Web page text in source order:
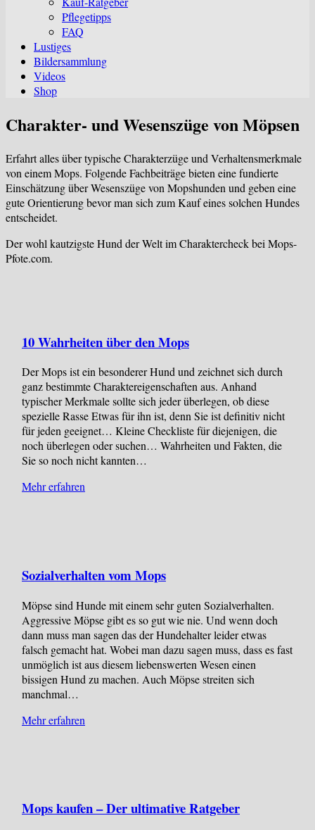
sub
menu
Pflegetipps
FAQ
Lustiges
Bildersammlung
Videos
Shop
Charakter- und Wesenszüge von Möpsen
Erfahrt alles über typische Charakterzüge und Verhaltensmerkmale
von einem Mops. Folgende Fachbeiträge bieten eine fundierte
Einschätzung über Wesenszüge von Mopshunden und geben eine
gute Orientierung bevor man sich zum Kauf eines solchen Hundes
entscheidet.
Der wohl kautzigste Hund der Welt im Charaktercheck bei Mops-
Pfote.com.
10 Wahrheiten über den Mops
Der Mops ist ein besonderer Hund und zeichnet sich durch
ganz bestimmte Charaktereigenschaften aus. Anhand
typischer Merkmale sollte sich jeder überlegen, ob diese
spezielle Rasse Etwas für ihn ist, denn Sie ist definitiv nicht
für jeden geeignet… Kleine Checkliste für diejenigen, die
noch überlegen oder suchen… Wahrheiten und Fakten, die
Sie so noch nicht kannten…
Mehr erfahren
Sozialverhalten vom Mops
Möpse sind Hunde mit einem sehr guten Sozialverhalten.
Aggressive Möpse gibt es so gut wie nie. Und wenn doch
dann muss man sagen das der Hundehalter leider etwas
falsch gemacht hat. Wobei man dazu sagen muss, dass es fast
unmöglich ist aus diesem liebenswerten Wesen einen
bissigen Hund zu machen. Auch Möpse streiten sich
manchmal…
Mehr erfahren
Mops kaufen – Der ultimative Ratgeber